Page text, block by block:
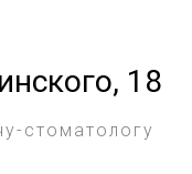
18
стоматологу